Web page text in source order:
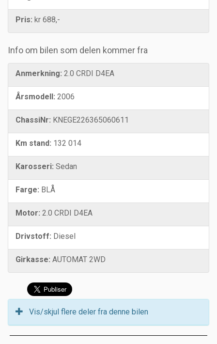
Pris: kr 688,-
Info om bilen som delen kommer fra
Anmerkning: 2.0 CRDI D4EA
Årsmodell: 2006
ChassiNr: KNEGE226365060611
Km stand: 132 014
Karosseri: Sedan
Farge: BLÅ
Motor: 2.0 CRDI D4EA
Drivstoff: Diesel
Girkasse: AUTOMAT 2WD
Vis/skjul flere deler fra denne bilen